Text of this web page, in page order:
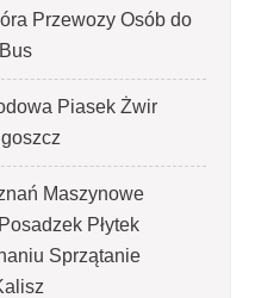
Przewozy Osób do
Piasek Żwir
Maszynowe
Płytek
Sprzątanie